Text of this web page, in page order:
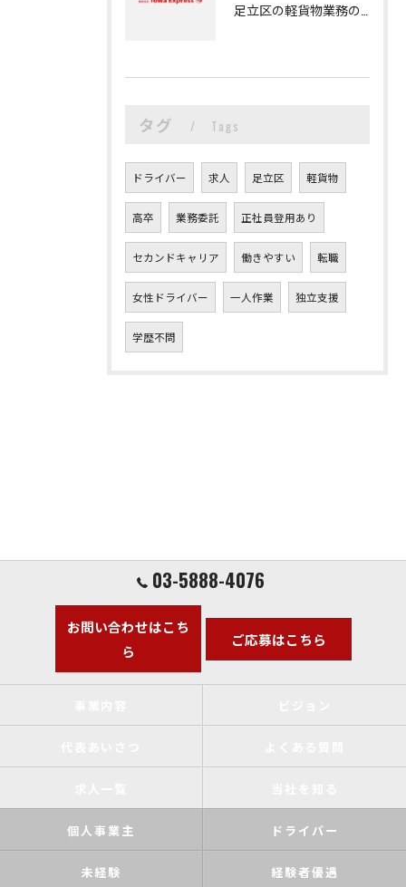
タグ Tags
ドライバー 求人 足立区 軽貨物
高卒 業務委託 正社員登用あり
セカンドキャリア 働きやすい 転職
女性ドライバー 一人作業 独立支援
学歴不問
03-5888-4076
お問い合わせはこち
ら
ご応募はこちら
個人事業主 ドライバー
未経験 経験者優遇